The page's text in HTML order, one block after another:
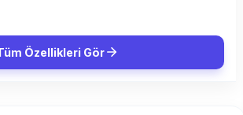
Özellikleri Gör